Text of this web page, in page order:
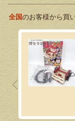
全国のお客様から買